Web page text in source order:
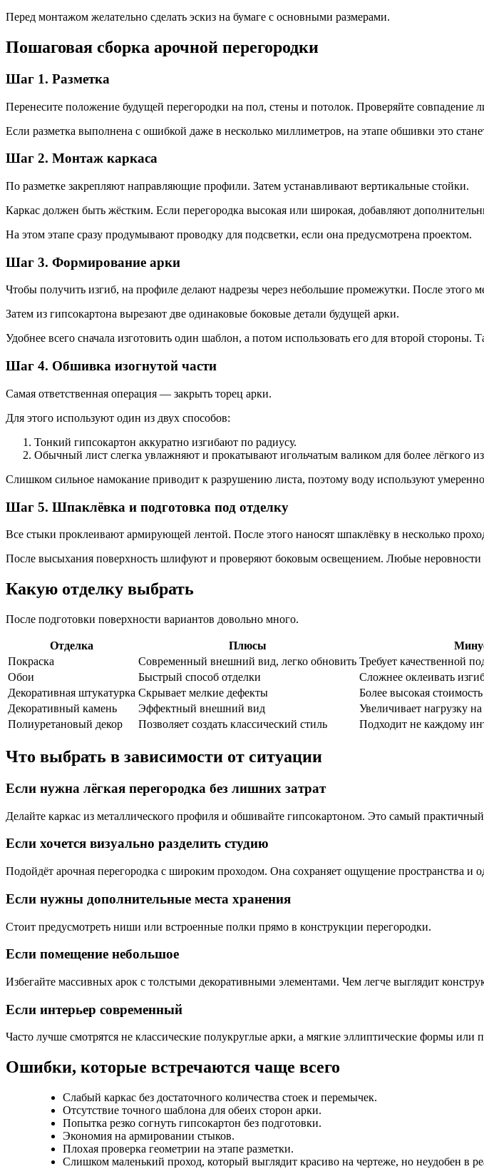
Перед монтажом желательно сделать эскиз на бумаге с основными размерами.
Пошаговая сборка арочной перегородки
Шаг 1. Разметка
Перенесите положение будущей перегородки на пол, стены и потолок. Проверяйте совпадение
Если разметка выполнена с ошибкой даже в несколько миллиметров, на этапе обшивки это
Шаг 2. Монтаж каркаса
По разметке закрепляют направляющие профили. Затем устанавливают вертикальные стойки.
Каркас должен быть жёстким. Если перегородка высокая или широкая, добавляют
На этом этапе сразу продумывают проводку для подсветки, если она предусмотрена проектом.
Шаг 3. Формирование арки
Чтобы получить изгиб, на профиле делают надрезы через небольшие промежутки. После этого
Затем из гипсокартона вырезают две одинаковые боковые детали будущей арки.
Удобнее всего сначала изготовить один шаблон, а потом использовать его для второй стороны.
Шаг 4. Обшивка изогнутой части
Самая ответственная операция — закрыть торец арки.
Для этого используют один из двух способов:
Тонкий гипсокартон аккуратно изгибают по радиусу.
Обычный лист слегка увлажняют и прокатывают игольчатым валиком для более лёгкого
Слишком сильное намокание приводит к разрушению листа, поэтому воду используют
Шаг 5. Шпаклёвка и подготовка под отделку
Все стыки проклеивают армирующей лентой. После этого наносят шпаклёвку в несколько
После высыхания поверхность шлифуют и проверяют боковым освещением. Любые неровности
Какую отделку выбрать
После подготовки поверхности вариантов довольно много.
Отделка Плюсы
Покраска
Современный внешний вид, легко обновить Требует качественной
Обои
Быстрый способ отделки
Сложнее оклеивать
Декоративная штукатурка Скрывает мелкие дефекты
Более высокая стоимость
Декоративный камень
Эффектный внешний вид
Увеличивает нагрузку
Полиуретановый декор
Позволяет создать классический стиль Подходит не каждому
Что выбрать в зависимости от ситуации
Если нужна лёгкая перегородка без лишних затрат
Делайте каркас из металлического профиля и обшивайте гипсокартоном. Это самый
Если хочется визуально разделить студию
Подойдёт арочная перегородка с широким проходом. Она сохраняет ощущение пространства и
Если нужны дополнительные места хранения
Стоит предусмотреть ниши или встроенные полки прямо в конструкции перегородки.
Если помещение небольшое
Избегайте массивных арок с толстыми декоративными элементами. Чем легче выглядит
Если интерьер современный
Часто лучше смотрятся не классические полукруглые арки, а мягкие эллиптические формы
Ошибки, которые встречаются чаще всего
Слабый каркас без достаточного количества стоек и перемычек.
Отсутствие точного шаблона для обеих сторон арки.
Попытка резко согнуть гипсокартон без подготовки.
Экономия на армировании стыков.
Плохая проверка геометрии на этапе разметки.
Слишком маленький проход, который выглядит красиво на чертеже, но неудобен в